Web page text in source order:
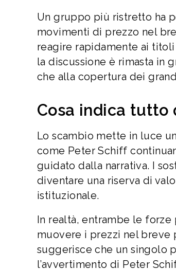
Un gruppo più ristretto ha
movimenti di prezzo nel
reagire rapidamente ai
la discussione è rimasta in
che alla copertura dei
Cosa indica tutto
Lo scambio mette in luce
come Peter Schiff
guidato dalla narrativa. I
diventare una riserva di
istituzionale.
In realtà, entrambe le
muovere i prezzi nel breve
suggerisce che un singolo
l’avvertimento di Peter